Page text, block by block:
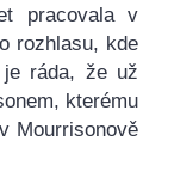
pracovala v
rozhlasu, kde
je ráda, že už
kterému
Mourrisonově